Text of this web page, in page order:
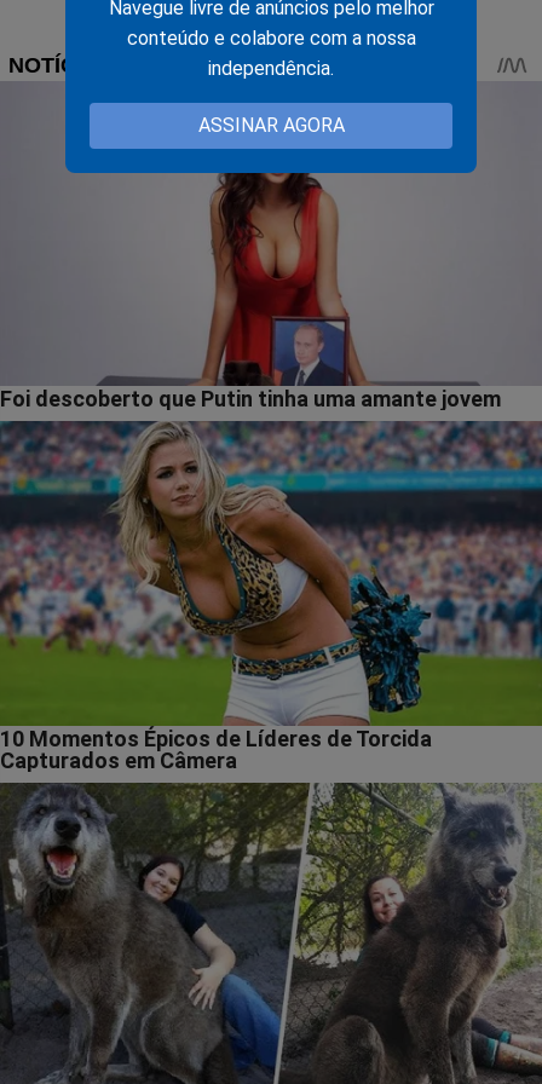
Navegue livre de anúncios pelo melhor
conteúdo e colabore com a nossa
independência.
ASSINAR AGORA